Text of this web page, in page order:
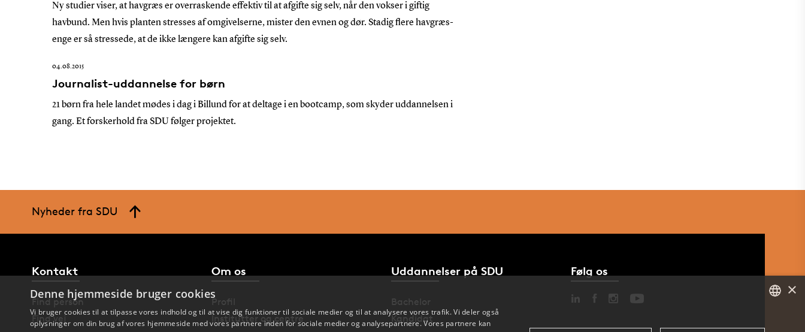
Ny studier viser, at havgræs er overraskende effektiv til at afgifte sig selv, når den vokser i giftig
havbund. Men hvis planten stresses af omgivelserne, mister den evnen og dør. Stadig flere havgræs-
enge er så stressede, at de ikke længere kan afgifte sig selv.
04.08.2015
Journalist-uddannelse for børn
21 børn fra hele landet mødes i dag i Billund for at deltage i en bootcamp, som skyder uddannelsen i
gang. Et forskerhold fra SDU følger projektet.
Nyheder fra SDU
Kontakt
Find person
Find vej
Om os
Profil
Institutter og centre
Uddannelser på SDU
Bachelor
Kandidat
Følg os
×
Denne hjemmeside bruger cookies
Vi bruger cookies til at tilpasse vores indhold og til at vise dig funktioner til sociale medier og til at analysere vores trafik. Vi deler også
oplysninger om din brug af vores hjemmeside med vores partnere inden for sociale medier og analysepartnere. Vores partnere kan